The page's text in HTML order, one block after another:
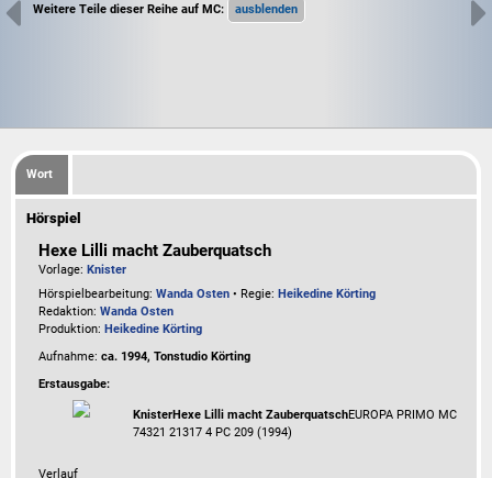
Weitere Teile dieser Reihe auf MC:
Wort
Hörspiel
Hexe Lilli macht Zauberquatsch
Vorlage: Knister
Hörspielbearbeitung:Wanda Osten • Regie: Heikedine Körting
Redaktion:Wanda Osten
Produktion: Heikedine Körting
Aufnahme:ca. 1994, Tonstudio Körting
Erstausgabe:
KnisterHexe Lilli macht ZauberquatschEUROPA PRIMO MC
74321 21317 4 PC 209 (1994)
Verlauf